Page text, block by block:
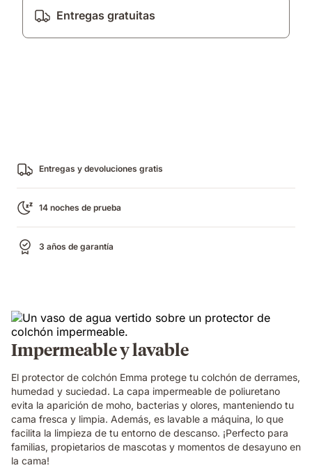
Entregas gratuitas
Entregas y devoluciones gratis
14 noches de prueba
3 años de garantía
Impermeable y lavable
El protector de colchón Emma protege tu colchón de derrames,
humedad y suciedad. La capa impermeable de poliuretano
evita la aparición de moho, bacterias y olores, manteniendo tu
cama fresca y limpia. Además, es lavable a máquina, lo que
facilita la limpieza de tu entorno de descanso. ¡Perfecto para
familias, propietarios de mascotas y momentos de desayuno en
la cama!